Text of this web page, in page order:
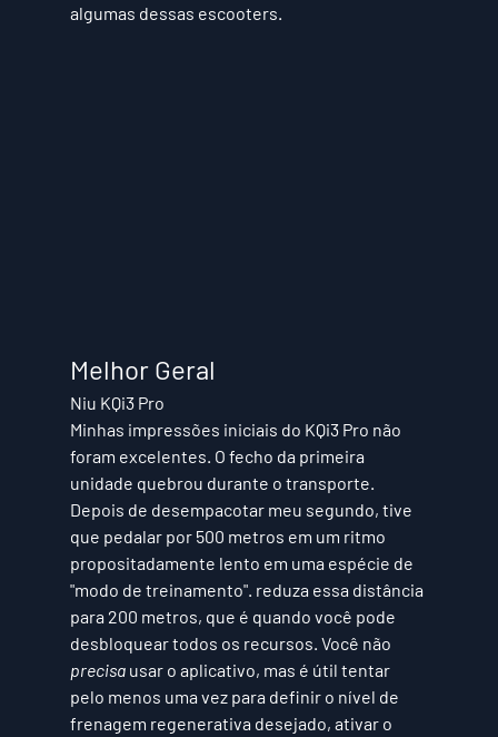
algumas dessas escooters.
Melhor Geral
Niu KQi3 Pro
Minhas impressões iniciais do KQi3 Pro não
foram excelentes. O fecho da primeira
unidade quebrou durante o transporte.
Depois de desempacotar meu segundo, tive
que pedalar por 500 metros em um ritmo
propositadamente lento em uma espécie de
"modo de treinamento". reduza essa distância
para 200 metros, que é quando você pode
desbloquear todos os recursos. Você não
precisa usar o aplicativo, mas é útil tentar
pelo menos uma vez para definir o nível de
frenagem regenerativa desejado, ativar o